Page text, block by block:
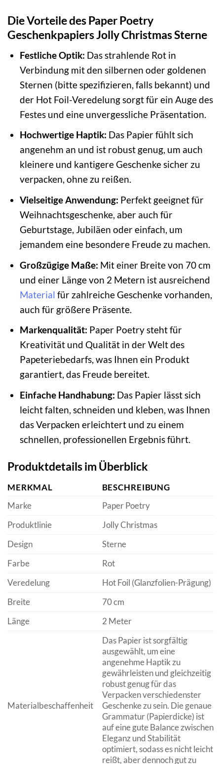
Die Vorteile des Paper Poetry
Geschenkpapiers Jolly Christmas Sterne
Festliche Optik: Das strahlende Rot in
Verbindung mit den silbernen oder goldenen
Sternen (bitte spezifizieren, falls bekannt) und
der Hot Foil-Veredelung sorgt für ein Auge des
Festes und eine unvergessliche Präsentation.
Hochwertige Haptik: Das Papier fühlt sich
angenehm an und ist robust genug, um auch
kleinere und kantigere Geschenke sicher zu
verpacken, ohne zu reißen.
Vielseitige Anwendung: Perfekt geeignet für
Weihnachtsgeschenke, aber auch für
Geburtstage, Jubiläen oder einfach, um
jemandem eine besondere Freude zu machen.
Großzügige Maße: Mit einer Breite von 70 cm
und einer Länge von 2 Metern ist ausreichend
Material für zahlreiche Geschenke vorhanden,
auch für größere Präsente.
Markenqualität: Paper Poetry steht für
Kreativität und Qualität in der Welt des
Papeteriebedarfs, was Ihnen ein Produkt
garantiert, das Freude bereitet.
Einfache Handhabung: Das Papier lässt sich
leicht falten, schneiden und kleben, was Ihnen
das Verpacken erleichtert und zu einem
schnellen, professionellen Ergebnis führt.
Produktdetails im Überblick
MERKMAL
BESCHREIBUNG
Marke
Paper Poetry
Produktlinie
Jolly Christmas
Design
Sterne
Farbe
Rot
Veredelung
Hot Foil (Glanzfolien-Prägung)
Breite
70 cm
Länge
2 Meter
Materialbeschaffenheit
Das Papier ist sorgfältig
ausgewählt, um eine
angenehme Haptik zu
gewährleisten und gleichzeitig
robust genug für das
Verpacken verschiedenster
Geschenke zu sein. Die genaue
Grammatur (Papierdicke) ist
auf eine gute Balance zwischen
Eleganz und Stabilität
optimiert, sodass es nicht leicht
reißt, aber dennoch gut zu